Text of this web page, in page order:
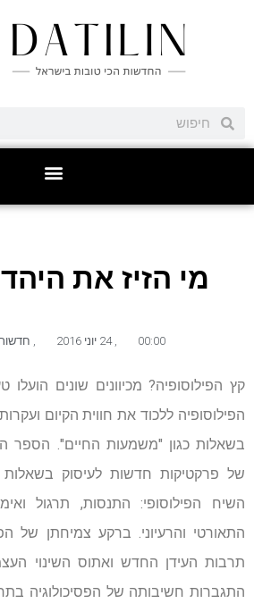
מי הזיז את
00:00
, 24 יוני 2016 ,
קץ הפילוסופיה? מכיוונים שונים
הפילוסופיה ללכוד את חווית הקיום
בשאלות כגון "משמעות החיים". הספר
של פרקטיקות חדשות לעיסוק
השיח הפילוסופי: התנסות, תרגול
התאורטי והרעיוני. ברקע צמיחתן של
תרבות העידן החדש ואתוס השינוי
התגברות חשיבותה של הפסיכולוגיה